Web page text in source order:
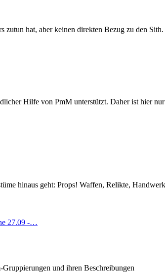
zutun hat, aber keinen direkten Bezug zu den
Hilfe von PmM unterstützt. Daher ist hier
hinaus geht: Props! Waffen, Relikte,
27.09 -…
und ihren Beschreibungen